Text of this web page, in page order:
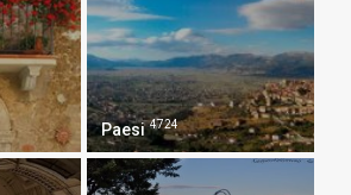
Paesi 4724